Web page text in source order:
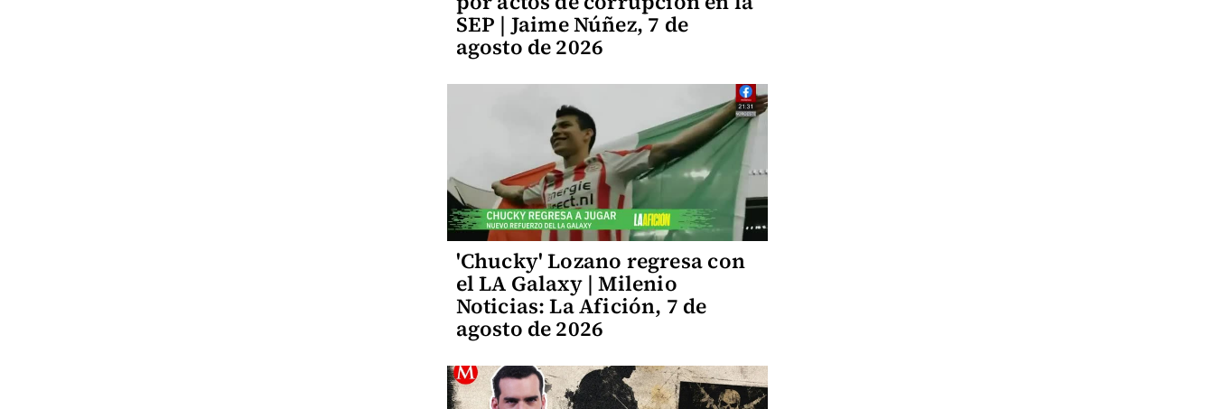
SEP | Jaime Núñez, 7 de
agosto de 2026
'Chucky' Lozano regresa con
el LA Galaxy | Milenio
Noticias: La Afición, 7 de
agosto de 2026